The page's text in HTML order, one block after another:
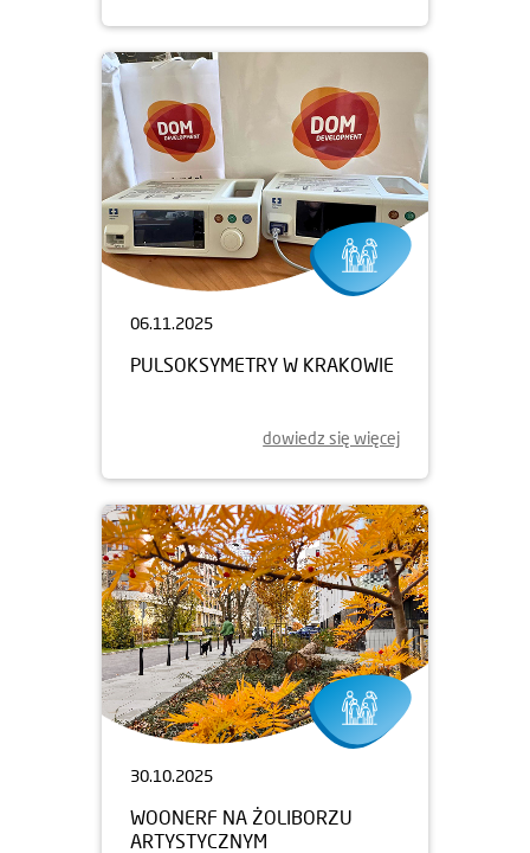
06.11.2025
PULSOKSYMETRY W KRAKOWIE
dowiedz się więcej
30.10.2025
WOONERF NA ŻOLIBORZU
ARTYSTYCZNYM